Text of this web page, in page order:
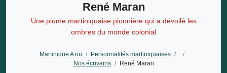
René Maran
Une plume martiniquaise pionnière qui a dévoilé les
ombres du monde colonial
Martinique A nu / Personnalités martiniquaises /
/
Nos écrivains / René Maran